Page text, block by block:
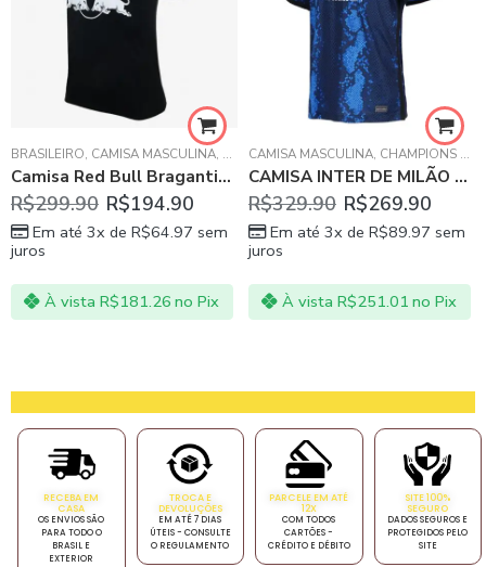
BRASILEIRO, CAMISA MASCULINA, RED BULL BRAGANTINO
Camisa Red Bull Bragantino Preta II 20/21
R$299.90 R$194.90
Em até 3x de R$64.97 sem
juros
À vista R$181.26 no Pix
CAMISA MASCULINA, CHAMPIONS LEAGUE
CAMISA INTER DE MILÃO AZUL HOME 21/22
R$329.90 R$269.90
Em até 3x de R$89.97 sem
juros
À vista R$251.01 no Pix
RECEBA EM
CASA
OS ENVIOS SÃO
PARA TODO O
BRASIL E
EXTERIOR
TROCA E
DEVOLUÇÕES
EM ATÉ 7 DIAS
ÚTEIS - CONSULTE
O REGULAMENTO
PARCELE EM ATÉ
12X
COM TODOS
CARTÕES -
CRÉDITO E DÉBITO
SITE 100%
SEGURO
DADOS SEGUROS E
PROTEGIDOS PELO
SITE